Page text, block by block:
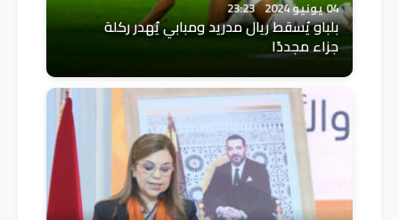
04 يونيو 2024 23:23
بلباو يُسقط ريال مدريد ومبابي يُهدر ركلة
جزاء مجددًا